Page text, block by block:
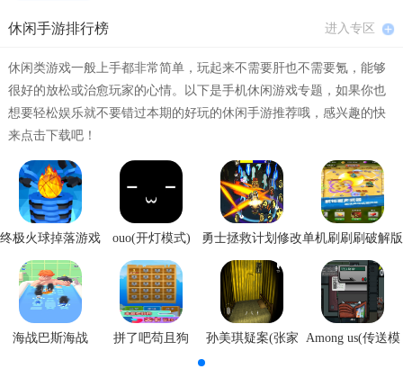
休闲手游排行榜 进入专区
休闲类游戏一般上手都非常简单，玩起来不需要肝也不需要氪，能够
很好的放松或治愈玩家的心情。以下是手机休闲游戏专题，如果你也
想要轻松娱乐就不要错过本期的好玩的休闲手游推荐哦，感兴趣的快
来点击下载吧！
终极火球掉落游戏
ouo(开灯模式)
勇士拯救计划修改单机刷刷刷破解版
海战巴斯海战 拼了吧苟且狗
孙美琪疑案(张家 Among us(传送模